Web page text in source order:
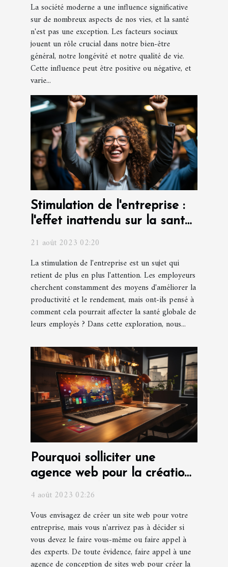
La société moderne a une influence significative
sur de nombreux aspects de nos vies, et la santé
n'est pas une exception. Les facteurs sociaux
jouent un rôle crucial dans notre bien-être
général, notre longévité et notre qualité de vie.
Cette influence peut être positive ou négative, et
varie...
Stimulation de l'entreprise :
l'effet inattendu sur la santé
des employés
21 août 2023 02:20
La stimulation de l'entreprise est un sujet qui
retient de plus en plus l'attention. Les employeurs
cherchent constamment des moyens d'améliorer la
productivité et le rendement, mais ont-ils pensé à
comment cela pourrait affecter la santé globale de
leurs employés ? Dans cette exploration, nous...
Pourquoi solliciter une
agence web pour la création
4 août 2023 02:26
Vous envisagez de créer un site web pour votre
entreprise, mais vous n'arrivez pas à décider si
vous devez le faire vous-même ou faire appel à
des experts. De toute évidence, faire appel à une